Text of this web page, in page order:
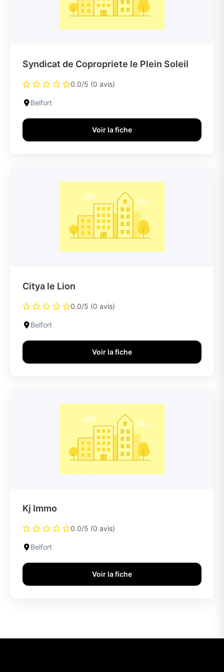
Syndicat de Copropriete le Plein Soleil
0.0/5 (0 avis)
Belfort
Voir la fiche
Citya le Lion
0.0/5 (0 avis)
Belfort
Voir la fiche
Kj Immo
0.0/5 (0 avis)
Belfort
Voir la fiche